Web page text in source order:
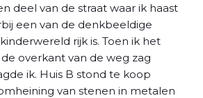
deel van de straat waar ik haast
een van de denkbeeldige
rijk is. Toen ik het
overkant van de weg zag
ik. Huis B stond te koop
van stenen in metalen